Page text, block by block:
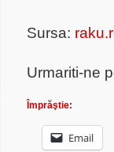
Sursa:
Urmariti-ne
Împrăştie:
Email